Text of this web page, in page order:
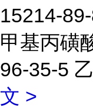
15214-
甲基丙磺
96-35-5
文 >